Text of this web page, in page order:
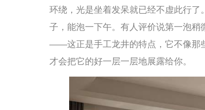
才发现别有洞天。二楼有一个小院子，种着花花草
里，背后就是茶园，桂花开了的话还能闻到隐隐
他都答得上来，关于茶叶、关于村里的老故事，像
传统茶道，从一片叶子到一杯茶汤
去龙井村喝茶，如果只是坐着喝一杯就走，多少有